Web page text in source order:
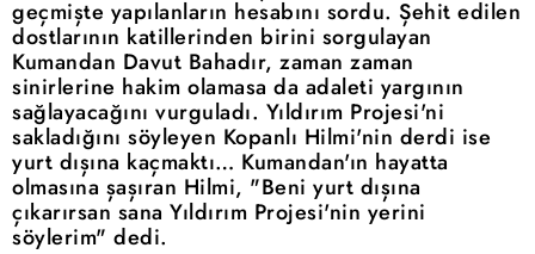
geçmişte yapılanların hesabını sordu. Şehit edilen
dostlarının katillerinden birini sorgulayan
Kumandan Davut Bahadır, zaman zaman
sinirlerine hakim olamasa da adaleti yargının
sağlayacağını vurguladı. Yıldırım Projesi'ni
sakladığını söyleyen Kopanlı Hilmi'nin derdi ise
yurt dışına kaçmaktı… Kumandan'ın hayatta
olmasına şaşıran Hilmi, "Beni yurt dışına
çıkarırsan sana Yıldırım Projesi'nin yerini
söylerim" dedi.